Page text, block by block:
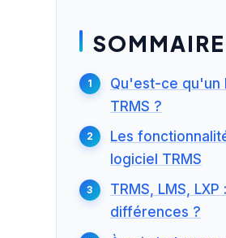
SOMMAIRE
Qu'est-ce qu'un
TRMS ?
Les
logiciel TRMS
TRMS, LMS,
différences ?